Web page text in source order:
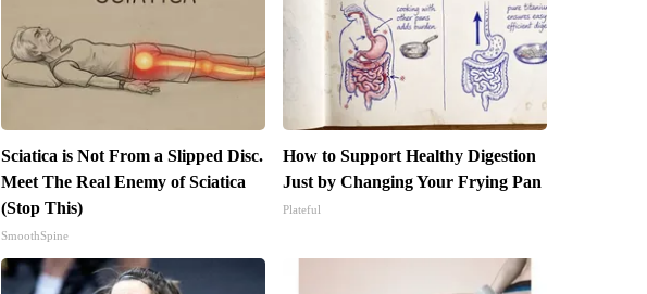
Sciatica is Not From a Slipped Disc.
Meet The Real Enemy of Sciatica
(Stop This)
SmoothSpine
How to Support Healthy Digestion
Just by Changing Your Frying Pan
Plateful